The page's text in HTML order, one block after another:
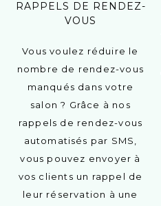
RAPPELS DE RENDEZ-
VOUS
Vous voulez réduire le
nombre de rendez-vous
manqués dans votre
salon ? Grâce à nos
rappels de rendez-vous
automatisés par SMS,
vous pouvez envoyer à
vos clients un rappel de
leur réservation à une